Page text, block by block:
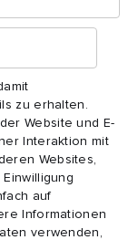
zu erhalten.
Website und E-
Interaktion mit
Websites,
auf
Informationen
verwenden,
Card View